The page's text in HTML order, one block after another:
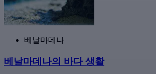
베날마데나
베날마데나의 바다 생활